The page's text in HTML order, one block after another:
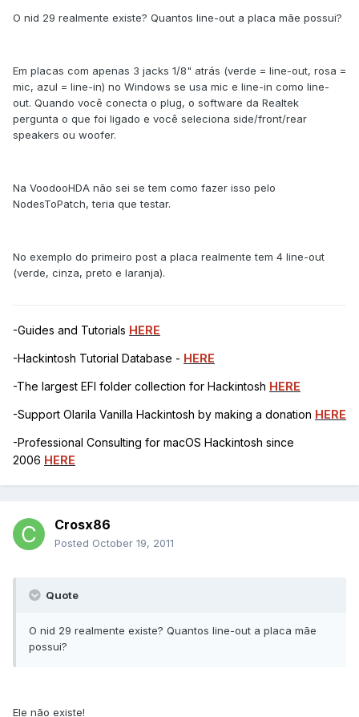
O nid 29 realmente existe? Quantos line-out a placa mãe possui?
Em placas com apenas 3 jacks 1/8" atrás (verde = line-out, rosa =
mic, azul = line-in) no Windows se usa mic e line-in como line-
out. Quando você conecta o plug, o software da Realtek
pergunta o que foi ligado e você seleciona side/front/rear
speakers ou woofer.
Na VoodooHDA não sei se tem como fazer isso pelo
NodesToPatch, teria que testar.
No exemplo do primeiro post a placa realmente tem 4 line-out
(verde, cinza, preto e laranja).
-Guides and Tutorials HERE
-Hackintosh Tutorial Database - HERE
-The largest EFI folder collection for Hackintosh HERE
-Support Olarila Vanilla Hackintosh by making a donation HERE
-Professional Consulting for macOS Hackintosh since
2006 HERE
Crosx86
Posted October 19, 2011
Quote
O nid 29 realmente existe? Quantos line-out a placa mãe
possui?
Ele não existe!